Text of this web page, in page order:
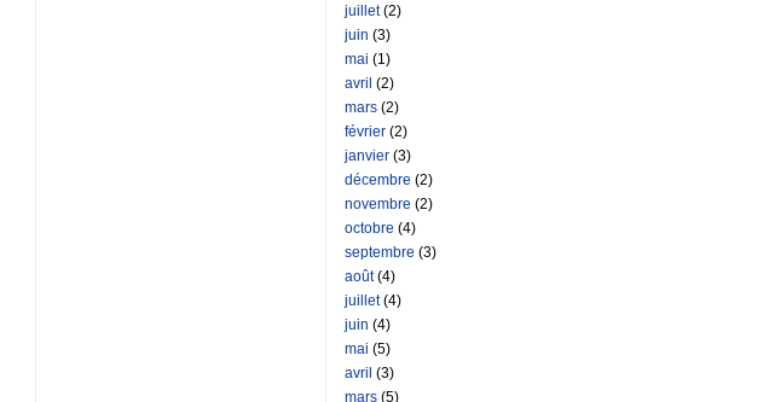
juillet(2)
juin (3)
mai (1)
avril (2)
mars (2)
février (2)
janvier (3)
décembre (2)
novembre (2)
octobre (4)
septembre (3)
août(4)
juillet(4)
juin (4)
mai (5)
avril (3)
mars (5)